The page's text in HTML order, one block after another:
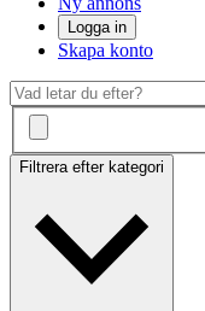
Logga in
Skapa konto
Filtrera efter kategori